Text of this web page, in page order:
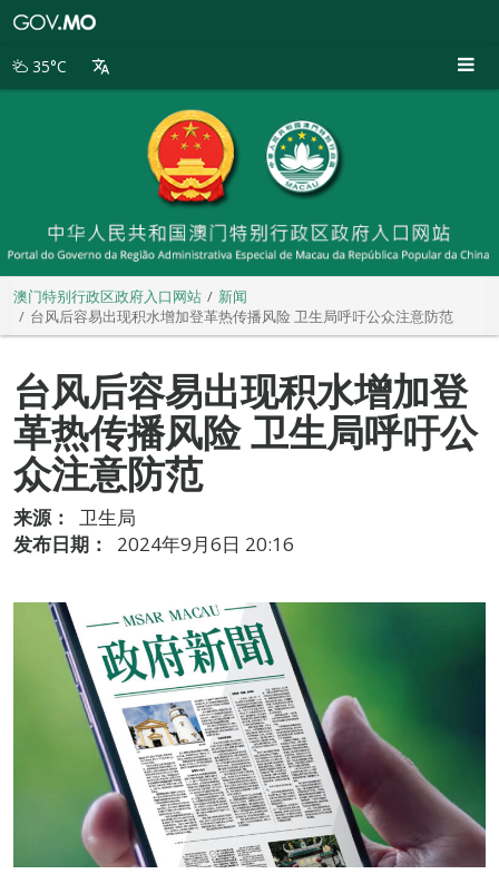
别
35°C
澳门特别行政区政府入口网站
新闻
台风后容易出现积水增加登革热传播风险 卫生局呼吁公众注意防范
台风后容易出现积水增加登
革热传播风险 卫生局呼吁公
众注意防范
来源：
卫生局
发布日期：
2024年9月6日 20:16